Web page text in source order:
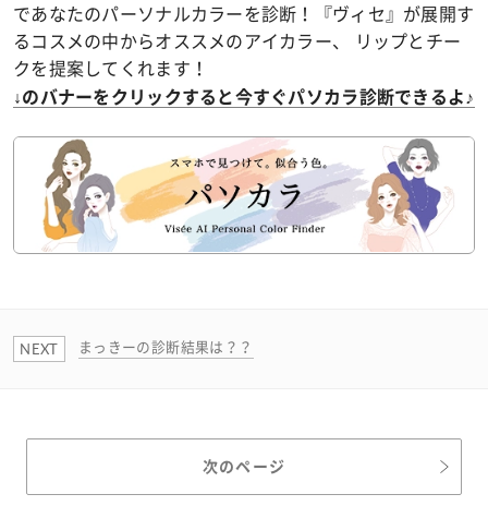
であなたのパーソナルカラーを診断！『ヴィセ』が展開す
るコスメの中からオススメのアイカラー、 リップとチー
クを提案してくれます！
↓のバナーをクリックすると今すぐパソカラ診断できるよ♪
まっきーの診断結果は？？
次のページ